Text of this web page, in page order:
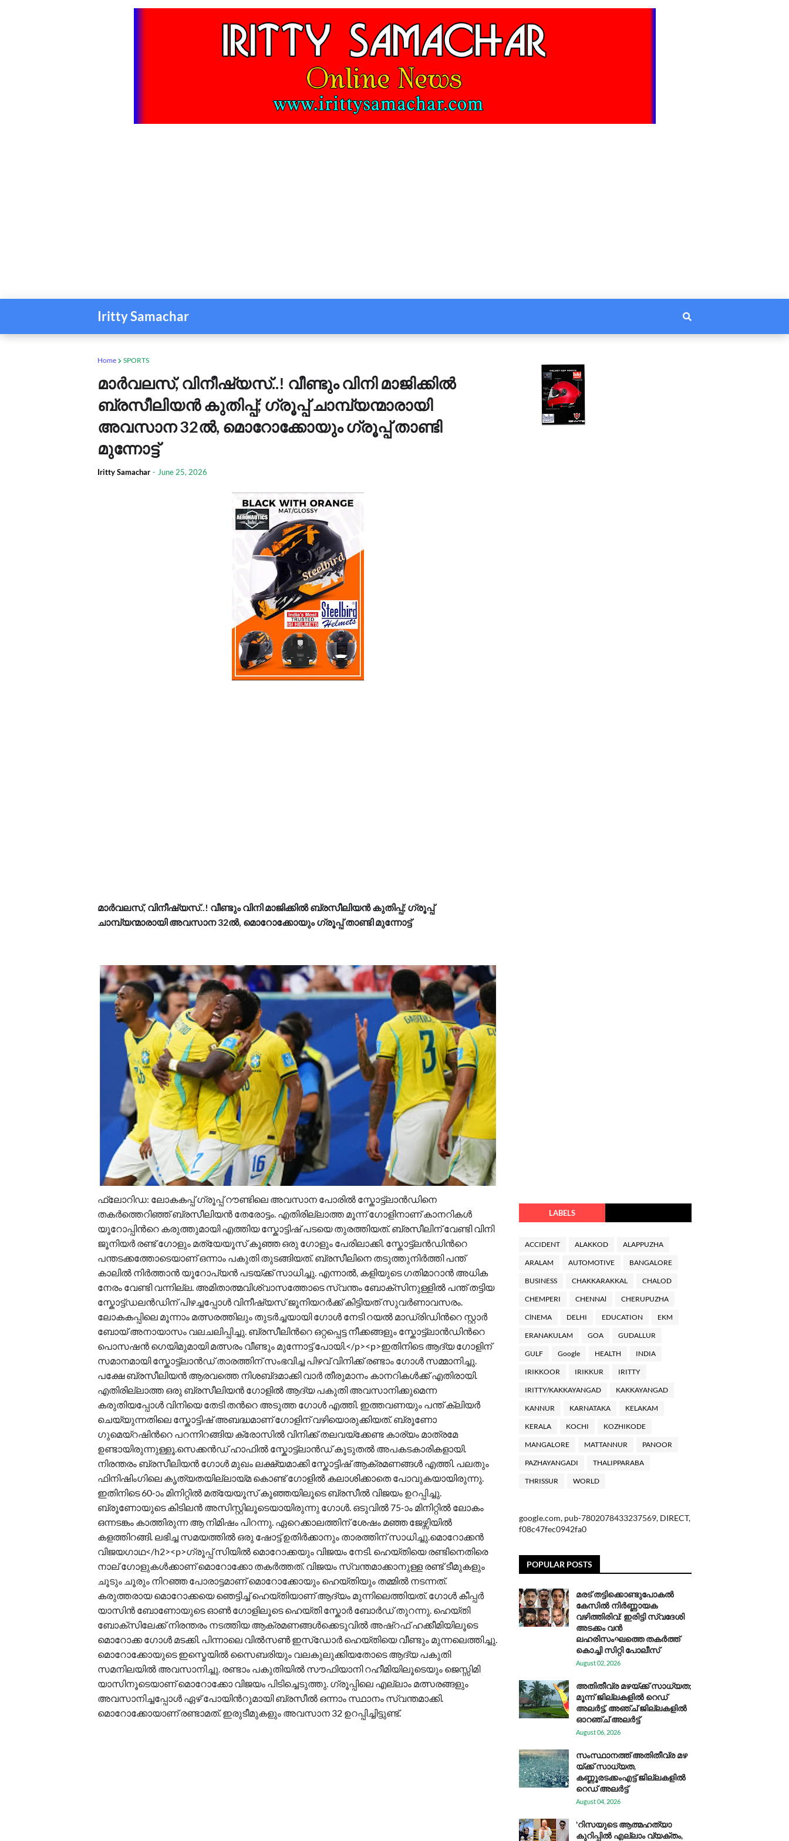
Iritty Samachar
Home SPORTS
മാർവലസ്, വിനീഷ്യസ്..! വീണ്ടും വിനി മാജിക്കിൽ
ബ്രസീലിയൻ കുതിപ്പ്; ഗ്രൂപ്പ് ചാമ്പ്യന്മാരായി
അവസാന 32ൽ, മൊറോക്കോയും ഗ്രൂപ്പ് താണ്ടി
മുന്നോട്ട്
Iritty Samachar - June 25, 2026
മാർവലസ്, വിനീഷ്യസ്..! വീണ്ടും വിനി മാജിക്കിൽ ബ്രസീലിയൻ കുതിപ്പ്; ഗ്രൂപ്പ്
ചാമ്പ്യന്മാരായി അവസാന 32ൽ, മൊറോക്കോയും ഗ്രൂപ്പ് താണ്ടി മുന്നോട്ട്
ഫ്ലോറിഡ: ലോകകപ്പ് ഗ്രൂപ്പ് റൗണ്ടിലെ അവസാന പോരിൽ സ്കോട്ട്‍ലാൻഡിനെ
തകർത്തെറിഞ്ഞ് ബ്രസീലിയൻ തേരോട്ടം. എതിരില്ലാത്ത മൂന്ന് ഗോളിനാണ് കാനറികൾ
യൂറോപ്പിന്‍റെ കരുത്തുമായി എത്തിയ സ്കോട്ടിഷ് പടയെ തുരത്തിയത്. ബ്രസീലിന് വേണ്ടി വിനി
ജൂനിയര്‍ രണ്ട് ഗോളും മത്യേയൂസ് കൂഞ്ഞ ഒരു ഗോളും പേരിലാക്കി. സ്കോട്ട്ലൻഡിന്‍റെ
പന്തടക്കത്തോടെയാണ് ഒന്നാം പകുതി തുടങ്ങിയത്. ബ്രസീലിനെ തടുത്തുനിർത്തി പന്ത്
കാലിൽ നിർത്താൻ യൂറോപ്യൻ പടയ്ക്ക് സാധിച്ചു. എന്നാല്‍, കളിയുടെ ഗതിമാറാൻ അധിക
നേരം വേണ്ടി വന്നില്ല. അമിതാത്മവിശ്വാസത്തോടെ സ്വന്തം ബോക്സിനുള്ളിൽ പന്ത് തട്ടിയ
സ്കോട്ട്ഡലൻഡിന് പിഴച്ചപ്പോൾ വിനീഷ്യസ് ജൂനിയറർക്ക് കിട്ടിയത് സുവര്‍ണാവസരം.
ലോകകപ്പിലെ മൂന്നാം മത്സരത്തിലും തുടർച്ചയായി ഗോൾ നേടി റയല്‍ മാഡ്രിഡിന്‍റെ സ്റ്റാര്‍
ബോയ് അനായാസം വലചലിപ്പിച്ചു. ബ്രസീലിന്‍റെ ഒറ്റപ്പെട്ട നീക്കങ്ങളും സ്കോട്ട്ലാൻ‍ഡിന്‍റെ
പൊസഷൻ ഗെയിമുമായി മത്സരം വീണ്ടും മുന്നോട്ട് പോയി.</p><p>ഇതിനിടെ ആദ്യ ഗോളിന്
സമാനമായി സ്കോട്ട്ലാൻഡ് താരത്തിന് സംഭവിച്ച പിഴവ് വിനിക്ക് രണ്ടാം ഗോൾ സമ്മാനിച്ചു.
പക്ഷേ ബ്രസീലിയൻ ആരവത്തെ നിശബ്‍ദമാക്കി വാര്‍ തീരുമാനം കാനറികൾക്ക് എതിരായി.
എതിരില്ലാത്ത ഒരു ബ്രസീലിയൻ ഗോളിൽ ആദ്യ പകുതി അവസാനിക്കുമെന്ന
കരുതിയപ്പോൾ വിനിയെ തേടി തന്‍റെ അടുത്ത ഗോൾ എത്തി. ഇത്തവണയും പന്ത് ക്ലിയര്‍
ചെയ്യുന്നതിലെ സ്കോട്ടിഷ് അബദ്ധമാണ് ഗോളിന് വഴിയൊരുക്കിയത്. ബ്രൂണോ
ഗുമെയ്റഷിന്‍റെ പറന്നിറങ്ങിയ ക്രോസിൽ വിനിക്ക് തലവയ്ക്കേണ്ട കാര്യം മാത്രമേ
ഉണ്ടായിരുന്നുള്ളൂ.സെക്കൻഡ് ഹാഫിൽ സ്കോട്ട്ലാൻഡ് കൂടുതല്‍ അപകടകാരികളായി.
നിരന്തരം ബ്രസീലിയൻ ഗോൾ മുഖം ലക്ഷ്യമാക്കി സ്കോട്ടിഷ് ആക്രമണങ്ങൾ എത്തി. പലതും
ഫിനിഷിംഗിലെ കൃത്യതയില്ലായ്മ കൊണ്ട് ഗോളിൽ കലാശിക്കാതെ പോവുകയായിരുന്നു.
ഇതിനിടെ 60-ാം മിനിറ്റിൽ മത്യേയൂസ് കൂഞ്ഞയിലൂടെ ബ്രസീൽ വിജയം ഉറപ്പിച്ചു.
ബ്രൂണോയുടെ കിടിലൻ അസിസ്റ്റിലൂടെയായിരുന്നു ഗോൾ. ഒടുവിൽ 75-ാം മിനിറ്റിൽ ലോകം
ഒന്നടങ്കം കാത്തിരുന്ന ആ നിമിഷം പിറന്നു. ഏറെക്കാലത്തിന് ശേഷം മഞ്ഞ ജേഴ്സിയിൽ
കളത്തിറങ്ങി. ലഭിച്ച സമയത്തിൽ ഒരു ഷോട്ട് ഉതിർക്കാനും താരത്തിന് സാധിച്ചു.മൊറോക്കൻ
വിജയഗാഥ</h2><p>ഗ്രൂപ്പ് സിയിൽ മൊറോക്കയും വിജയം നേടി. ഹെയ്തിയെ രണ്ടിനെതിരെ
നാല് ഗോളുകൾക്കാണ് മൊറോക്കോ തകർത്തത്. വിജയം സ്വന്തമാക്കാനുള്ള രണ്ട് ടീമുകളും
ചൂടും ചൂരും നിറഞ്ഞ പോരാട്ടമാണ് മൊറോക്കോയും ഹെയ്തിയും തമ്മിൽ നടന്നത്.
കരുത്തരായ മൊറോക്കയെ ഞെട്ടിച്ച് ഹെയ്തിയാണ് ആദ്യം മുന്നിലെത്തിയത്. ഗോൾ കീപ്പര്‍
യാസിൻ ബോണോയുടെ ഓണ്‍ ഗോളിലൂടെ ഹെയ്തി സ്കോര്‍ ബോര്‍ഡ് തുറന്നു. ഹെയ്തി
ബോക്സിലേക്ക് നിരന്തരം നടത്തിയ ആക്രമണങ്ങൾക്കെടുവിൽ അഷ്റഫ് ഹക്കീമിയിലൂടെ
മൊറോക്ക ഗോൾ മടക്കി. പിന്നാലെ വിൽസൺ ഇസ്‍ഡോര്‍ ഹെയ്തിയെ വീണ്ടും മുന്നലെത്തിച്ചു.
മൊറോക്കോയുടെ ഇസ്മെയിൽ സൈബരിയും വലകുലുക്കിയതോടെ ആദ്യ പകുതി
സമനിലയിൽ അവസാനിച്ചു. രണ്ടാം പകുതിയിൽ സൗഫിയാനി റഹീമിയിലൂടെയും ജെസ്സിമി
യാസിനൂടെയാണ് മൊറോക്കോ വിജയം പിടിച്ചെടുത്തു. ഗ്രൂപ്പിലെ എല്ലാം മത്സരങ്ങളും
അവസാനിച്ചപ്പോൾ ഏഴ് പോയിന്‍റുമായി ബ്രസീൽ ഒന്നാം സ്ഥാനം സ്വന്തമാക്കി.
മൊറോക്കോയാണ് രണ്ടാമത്. ഇരുടീമുകളും അവസാന 32 ഉറപ്പിച്ചിട്ടുണ്ട്.
LABELS
ACCIDENT ALAKKOD ALAPPUZHA
ARALAM AUTOMOTIVE BANGALORE
BUSINESS CHAKKARAKKAL CHALOD
CHEMPERI CHENNAl CHERUPUZHA
ClNEMA DELHI EDUCATION EKM
ERANAKULAM GOA GUDALLUR
GULF Google HEALTH INDIA
IRIKKOOR IRIKKUR IRITTY
IRITTY/KAKKAYANGAD KAKKAYANGAD
KANNUR KARNATAKA KELAKAM
KERALA KOCHI KOZHIKODE
MANGALORE MATTANNUR PANOOR
PAZHAYANGADI THALIPPARABA
THRISSUR WORLD
google.com, pub-7802078433237569, DIRECT,
f08c47fec0942fa0
POPULAR POSTS
മരട് തട്ടിക്കൊണ്ടുപോകൽ
കേസിൽ നിർണ്ണായക
വഴിത്തിരിവ്: ഇരിട്ടി സ്വദേശി
അടക്കം വൻ
ലഹരിസംഘത്തെ തകർത്ത്
കൊച്ചി സിറ്റി പോലീസ്
August 02, 2026
അതിതീവ്ര മഴയ്ക്ക് സാധ്യത;
മൂന്ന് ജില്ലകളിൽ റെഡ്
അലർട്ട്, അഞ്ച് ജില്ലകളിൽ
ഓറഞ്ച് അലർട്ട്
August 06, 2026
സം​സ്ഥാ​ന​ത്ത് അ​തി​തീ​വ്ര മ​ഴ​
യ്ക്ക് സാ​ധ്യ​ത,
കണ്ണൂരടക്കംഎ​ട്ട് ജി​ല്ല​ക​ളി​ൽ
റെ​ഡ് അ​ലർ​ട്ട്
August 04, 2026
'റിസയുടെ ആത്മഹത്യാ
കുറിപ്പിൽ എല്ലാം വ്യക്തം,